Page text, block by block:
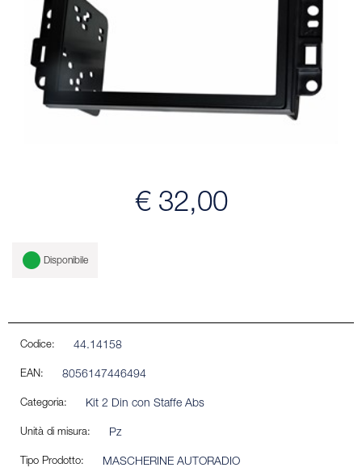
€ 32,00
Disponibile
Codice: 44.14158
EAN: 8056147446494
Categoria: Kit 2 Din con Staffe Abs
Unità di misura: Pz
Tipo Prodotto: MASCHERINE AUTORADIO